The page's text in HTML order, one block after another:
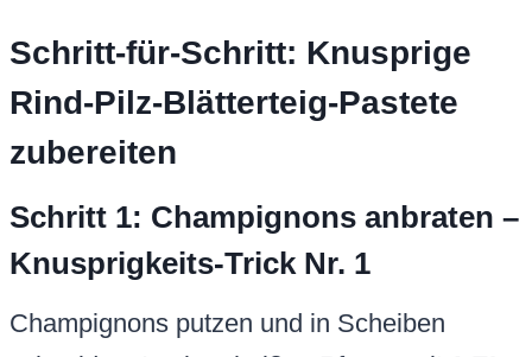
Schritt-für-Schritt: Knusprige
Rind-Pilz-Blätterteig-Pastete
zubereiten
Schritt 1: Champignons anbraten –
Knusprigkeits-Trick Nr. 1
Champignons putzen und in Scheiben